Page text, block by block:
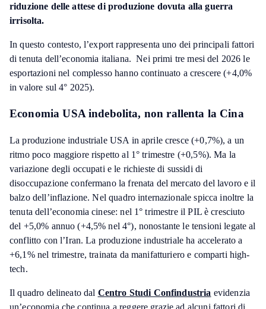
riduzione delle attese di produzione dovuta alla guerra
irrisolta.
In questo contesto, l’export rappresenta uno dei principali fattori
di tenuta dell’economia italiana. Nei primi tre mesi del 2026 le
esportazioni nel complesso hanno continuato a crescere (+4,0%
in valore sul 4° 2025).
Economia USA indebolita, non rallenta la Cina
La produzione industriale USA in aprile cresce (+0,7%), a un
ritmo poco maggiore rispetto al 1° trimestre (+0,5%). Ma la
variazione degli occupati e le richieste di sussidi di
disoccupazione confermano la frenata del mercato del lavoro e il
balzo dell’inflazione. Nel quadro internazionale spicca inoltre la
tenuta dell’economia cinese: nel 1° trimestre il PIL è cresciuto
del +5,0% annuo (+4,5% nel 4°), nonostante le tensioni legate al
conflitto con l’Iran. La produzione industriale ha accelerato a
+6,1% nel trimestre, trainata da manifatturiero e comparti high-
tech.
Il quadro delineato dal Centro Studi Confindustria evidenzia
un’economia che continua a reggere grazie ad alcuni fattori di